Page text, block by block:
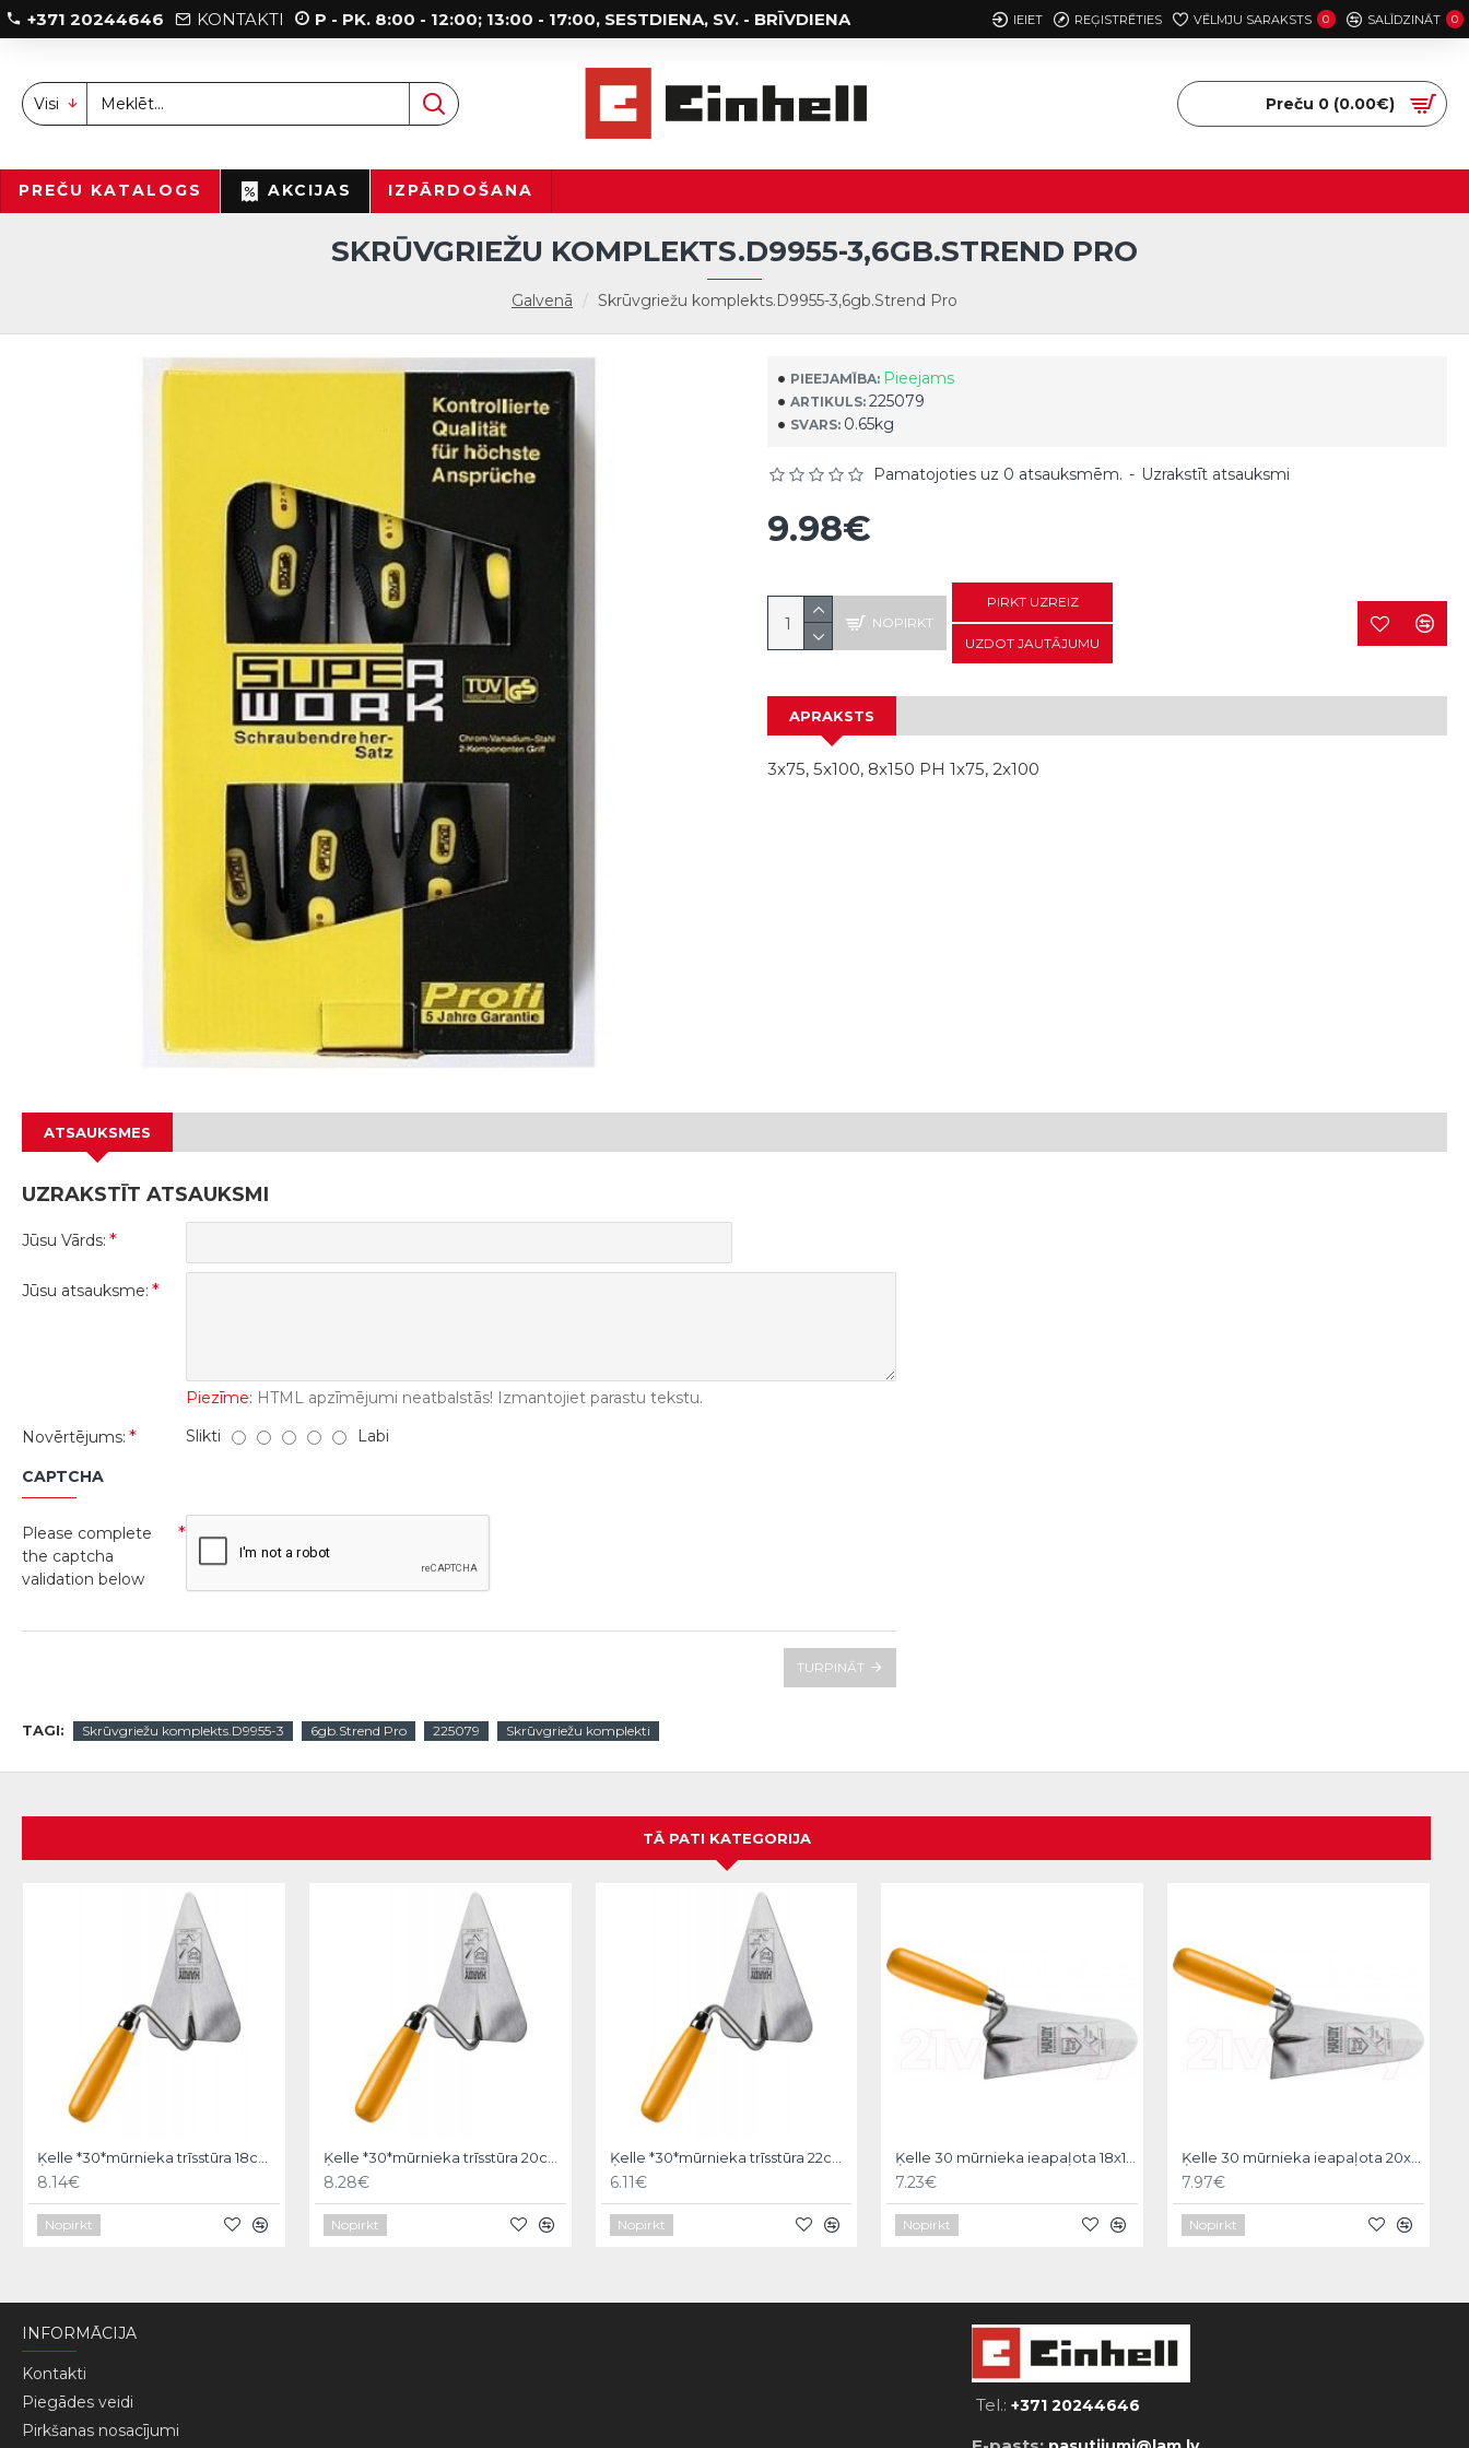
+371 20244646 KONTAKTI P - PK. 8:00 - 12:00; 13:00 - 17:00, SESTDIENA, SV. - BRĪVDIENA IEIET REĢISTRĒTIES VĒLMJU SARAKSTS 0 SALĪDZINĀT 0
Visi Preču 0 (0.00€)
PREČU KATALOGS AKCIJAS IZPĀRDOŠANA
Galvenā Skrūvgriežu komplekts.D9955-3,6gb.Strend Pro
SKRŪVGRIEŽU KOMPLEKTS.D9955-3,6GB.STREND PRO
PIEEJAMĪBA: Pieejams
ARTIKULS: 225079
SVARS: 0.65kg
Pamatojoties uz 0 atsauksmēm. - Uzrakstīt atsauksmi
9.98€
NOPIRKT
PIRKT UZREIZ
UZDOT JAUTĀJUMU
APRAKSTS
3x75, 5x100, 8x150 PH 1x75, 2x100
ATSAUKSMES
UZRAKSTĪT ATSAUKSMI
Jūsu Vārds:
Jūsu atsauksme:
Piezīme: HTML apzīmējumi neatbalstās! Izmantojiet parastu tekstu.
Novērtējums:
Slikti Labi
CAPTCHA
Please complete
the captcha
validation below
TURPINĀT
TAGI: Skrūvgriežu komplekts.D9955-3 6gb.Strend Pro 225079 Skrūvgriežu komplekti
TĀ PATI KATEGORIJA
8.14€
Nopirkt
8.28€
Nopirkt
6.11€
Nopirkt
7.23€
Nopirkt
7.97€
Nopirkt
INFORMĀCIJA
Kontakti
Piegādes veidi
Pirkšanas nosacījumi
Tel.:+371 20244646